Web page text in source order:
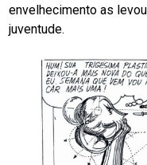
envelhecimento as
juventude.